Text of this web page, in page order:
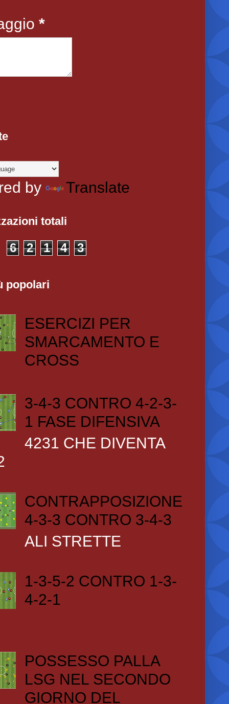
*
by Translate
totali
6 2 1 4 3
popolari
ESERCIZI PER
SMARCAMENTO E
CROSS
3-4-3 CONTRO 4-2-3-
1 FASE DIFENSIVA
4231 CHE DIVENTA
CONTRAPPOSIZIONE
4-3-3 CONTRO 3-4-3
ALI STRETTE
1-3-5-2 CONTRO 1-3-
4-2-1
POSSESSO PALLA
LSG NEL SECONDO
GIORNO DEL